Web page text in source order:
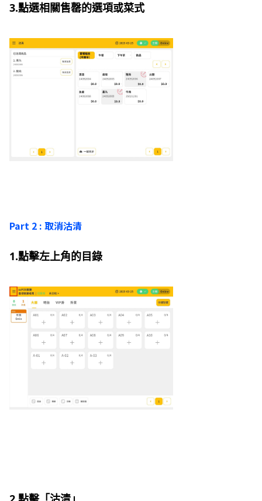
3.點選相關售罄的選項或菜式
Part 2 : 取消沽清
1.點擊左上角的目錄